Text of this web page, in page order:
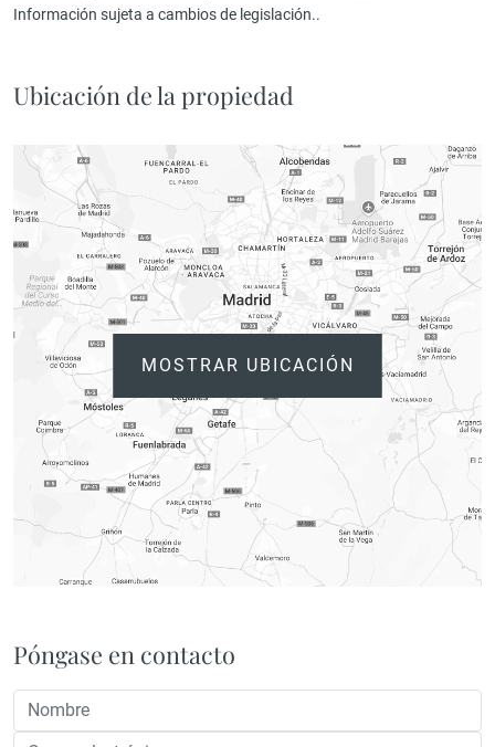
Información sujeta a cambios de legislación..
Ubicación de la propiedad
MOSTRAR UBICACIÓN
Póngase en contacto